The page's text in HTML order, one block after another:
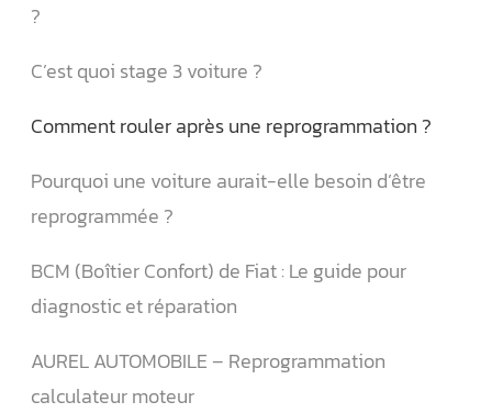
?
C’est quoi stage 3 voiture ?
Comment rouler après une reprogrammation ?
Pourquoi une voiture aurait-elle besoin d’être
reprogrammée ?
BCM (Boîtier Confort) de Fiat : Le guide pour
diagnostic et réparation
AUREL AUTOMOBILE – Reprogrammation
calculateur moteur